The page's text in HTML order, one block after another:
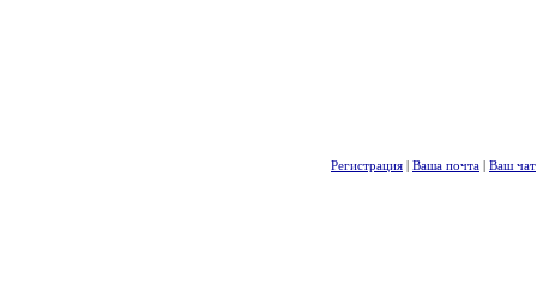
Регистрация | Ваша почта | Ваш чат